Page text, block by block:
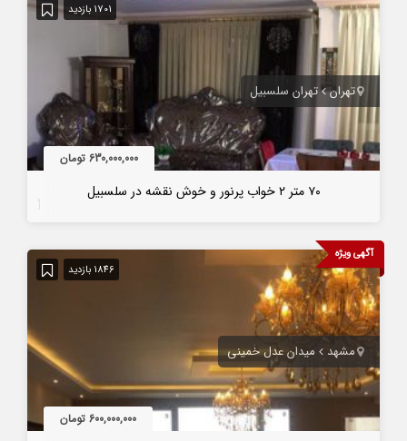
1701 بازدید
تهران تهران سلسبیل
630,000,000 تومان
٧٠ متر ٢ خواب پرنور و خوش نقشه در سلسبیل
آگهی ویژه
1846 بازدید
مشهد میدان عدل خمینی
600,000,000 تومان